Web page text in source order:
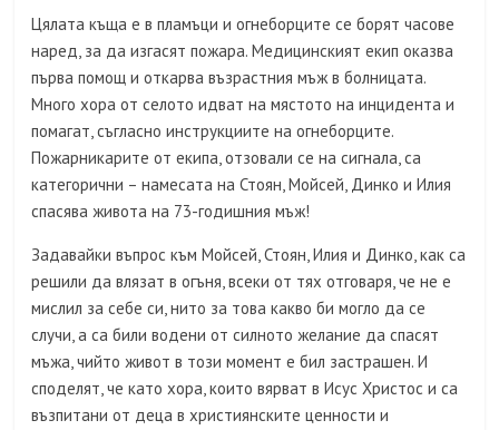
Цялата къща е в пламъци и огнеборците се борят часове
наред, за да изгасят пожара. Медицинският екип оказва
първа помощ и откарва възрастния мъж в болницата.
Много хора от селото идват на мястото на инцидента и
помагат, съгласно инструкциите на огнеборците.
Пожарникарите от екипа, отзовали се на сигнала, са
категорични – намесата на Стоян, Мойсей, Динко и Илия
спасява живота на 73-годишния мъж!
Задавайки въпрос към Мойсей, Стоян, Илия и Динко, как са
решили да влязат в огъня, всеки от тях отговаря, че не е
мислил за себе си, нито за това какво би могло да се
случи, а са били водени от силното желание да спасят
мъжа, чийто живот в този момент е бил застрашен. И
споделят, че като хора, които вярват в Исус Христос и са
възпитани от деца в християнските ценности и